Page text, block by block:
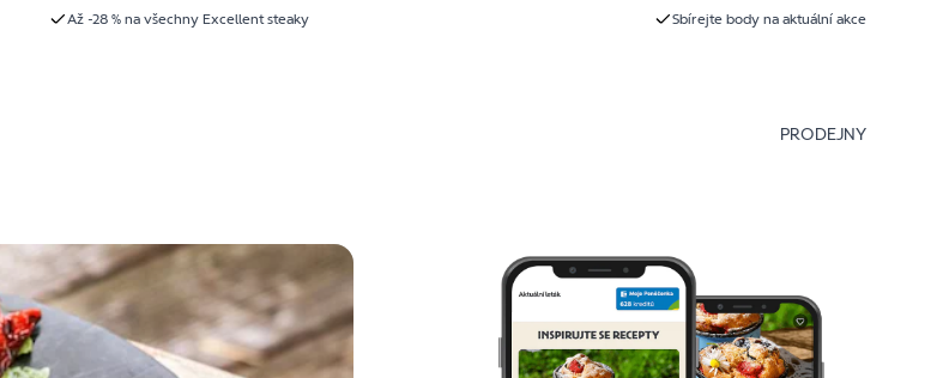
Až -28 % na všechny Excellent steaky Sbírejte body na aktuální akce
PRODEJNY